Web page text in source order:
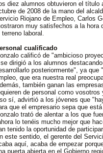
diez alumnos obtuvieron el título
de 2008 de la mano del
Riojano de Empleo, Carlos
muy satisfechos a la hora
terreno laboral.
cualificado
calificó de "ambicioso
dirigió a los alumnos
posteriormente", ya
que era nuestra real
también ganan las
de personal como
sí, advirtió a los jóvenes que
que el empresario sepa que
trató de alentar a los que
lo tenéis mucho mejor que
tenido la oportunidad de
este sentido, el gerente del
aquí, acaba de empezar
puerta abierta en el Gobierno